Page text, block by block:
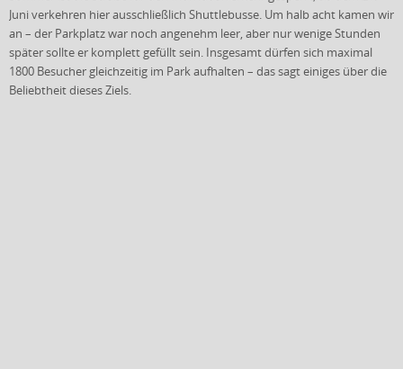
Juni verkehren hier ausschließlich Shuttlebusse. Um halb acht kamen wir
an – der Parkplatz war noch angenehm leer, aber nur wenige Stunden
später sollte er komplett gefüllt sein. Insgesamt dürfen sich maximal
1800 Besucher gleichzeitig im Park aufhalten – das sagt einiges über die
Beliebtheit dieses Ziels.